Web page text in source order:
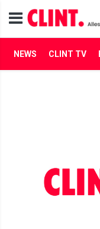
NEWS CLINT TV